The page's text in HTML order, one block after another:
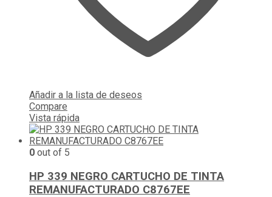
Añadir a la lista de deseos
Compare
Vista rápida
0 out of 5
HP 339 NEGRO CARTUCHO DE TINTA
REMANUFACTURADO C8767EE